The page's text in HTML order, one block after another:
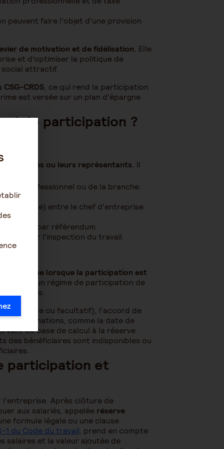
peuvent faire l'objet d'une provision
de motivation et de fidélisation. Elle
et d’optimiser la politique de
social attractif.
CRDS, ce qui rend la participation
est versée sur un plan d'épargne
de participation ?
salariés ou leurs représentants. Il
professionnel ou de la branche.
entre le chef d'entreprise
validé par référendum.
par l'inspection du travail.
que lorsque la participation est
un régime de participation de
légales.
obligatoire ou facultatif), l'accord de
d’informations, comme la date de
de base de calcul à la réserve
des bénéficiaires sont indisponibles ou
participation et
l’entreprise. Après clôture de
aux salariés, appelée réserve
formule légale ou une clause
1 du Code du travail, prend en compte
salaires et la valeur ajoutée de